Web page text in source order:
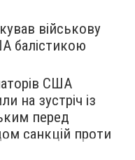
військову
балістикою
США
на зустріч із
перед
санкцій проти